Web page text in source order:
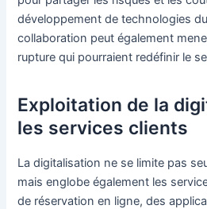
développement de technologies
collaboration peut également
rupture qui pourraient redéfinir le
Exploitation de la
les services clients
La digitalisation ne se limite pas
mais englobe également les
de réservation en ligne, des